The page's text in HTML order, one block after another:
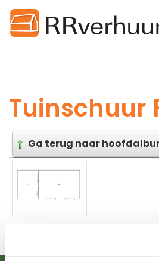
Tuinschuur
Ga terug naar